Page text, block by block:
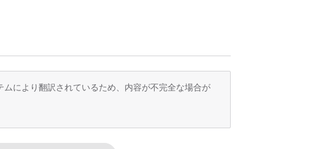
により翻訳されているため、内容が不完全な場合が